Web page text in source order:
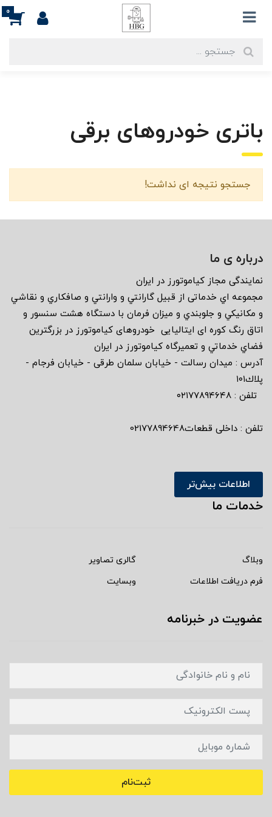
0
باتری خودروهای برقی
جستجو نتیجه ای نداشت!
درباره ی ما
نمايندگى مجاز كياموتورز در ايران
مجموعه اي خدماتى از قبيل گارانتي و وارانتي و صافكاري و نقاشي
و مكانيكي و جلوبندي و ميزان فرمان با دستگاه هشت سنسور و
اتاق رنگ كوره اى ايتاليايى خودروهاى كياموتورز در بزرگترين
فضاي خدماتي و تعميرگاه كياموتورز در ايران
آدرس : ميدان رسالت - خيابان سلمان طرقى - خيابان فرجام -
پلاك١٠١
تلفن : ٠٢١٧٧٨٩٤٦٤٨
تلفن : داخلی قطعات02177894648
اطلاعات بیش‌تر
خدمات ما
وبلاگ
گالری تصاویر
فرم دریافت اطلاعات
وبسایت
عضویت در خبرنامه
ثبت‌نام